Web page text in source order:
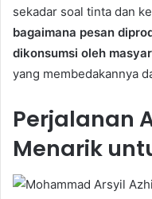
sekadar soal tinta dan
bagaimana pesan
dikonsumsi oleh
yang membedakannya
Perjalanan
Menarik